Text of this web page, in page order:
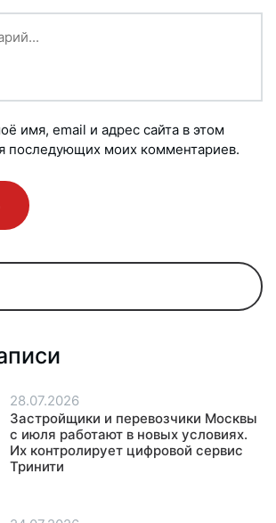
имя, email и адрес сайта в этом
последующих моих комментариев.
28.07.2026
Застройщики и перевозчики Москвы
с июля работают в новых условиях.
Их контролирует цифровой сервис
Тринити